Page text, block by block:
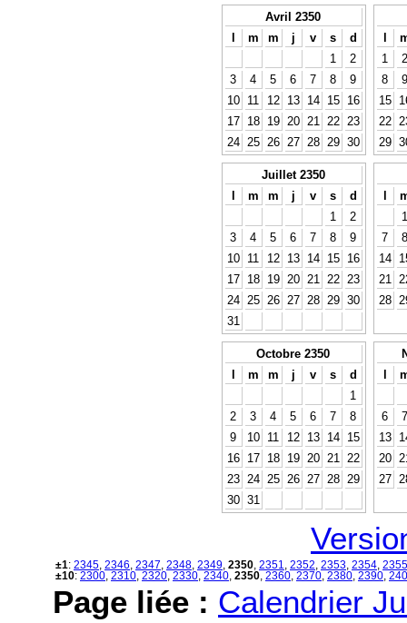
Avril 2350
l
m m j v s
d
1
2
3
4 5 6 7 8
9
10
11 12 13 14 15
16
17
18 19 20 21 22
23
24
25 26 27 28 29 30
l
1
2
8
9
15
22
29
Juillet 2350
l
m m j v s
d
1
2
3
4 5 6 7 8
9
10
11 12 13 14 15
16
17
18 19 20 21 22
23
24
25 26 27 28 29 30
31
l
1
7
8
14
21
28
Octobre 2350
l
m m j v s
d
1
2
3 4 5 6 7
8
9
10 11 12 13 14
15
16
17 18 19 20 21
22
23
24 25 26 27 28
29
30 31
l
6
7
13
20
27
±1: 2345 2346 2347 2348 2349 2350 2351 2352 2353 2354 2355
±10: 2300 2310 2320 2330 2340 2350 2360 2370 2380 2390
Page liée : Calendrier